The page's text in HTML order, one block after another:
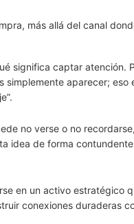
más allá del canal
significa captar atención.
aparecer; eso
no verse o no
idea de forma
en un activo estratégico
conexiones duraderas